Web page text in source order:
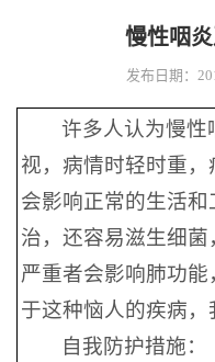
慢性咽
发布日期：
许多人认为慢性
视，病情时轻时重
会影响正常的生活
治，还容易滋生细菌
严重者会影响肺功能
于这种恼人的疾病，
自我防护措施